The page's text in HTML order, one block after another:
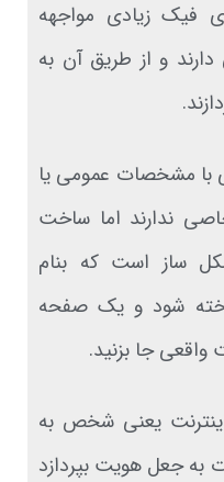
فیک زیادی مواجهه
و از طریق آن به
مشخصات عمومی یا
ندارند اما ساخت
ساز است که بنام
شود و یک صفحه
جا بزنید.
یعنی شخص به
به جعل هویت بپردازد